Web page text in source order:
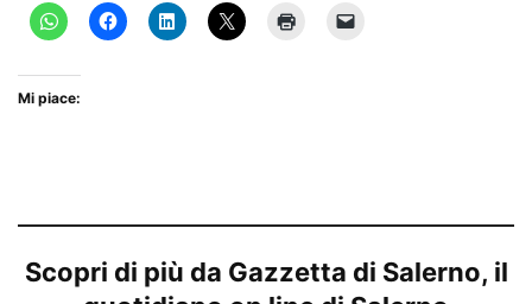
Mi piace:
Scopri di più da Gazzetta di Salerno, il